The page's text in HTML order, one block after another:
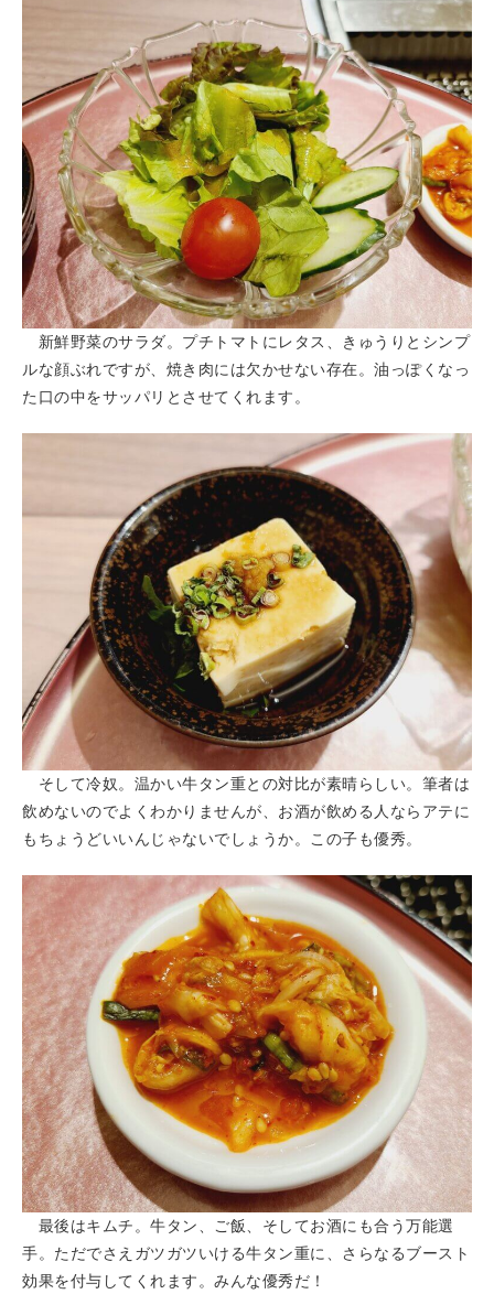
新鮮野菜のサラダ。プチトマトにレタス、きゅうりとシンプ
ルな顔ぶれですが、焼き肉には欠かせない存在。油っぽくなっ
た口の中をサッパリとさせてくれます。
そして冷奴。温かい牛タン重との対比が素晴らしい。筆者は
飲めないのでよくわかりませんが、お酒が飲める人ならアテに
もちょうどいいんじゃないでしょうか。この子も優秀。
最後はキムチ。牛タン、ご飯、そしてお酒にも合う万能選
手。ただでさえガツガツいける牛タン重に、さらなるブースト
効果を付与してくれます。みんな優秀だ！